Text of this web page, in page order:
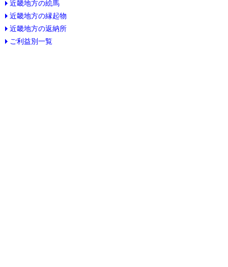
近畿地方の絵馬
近畿地方の縁起物
近畿地方の返納所
ご利益別一覧